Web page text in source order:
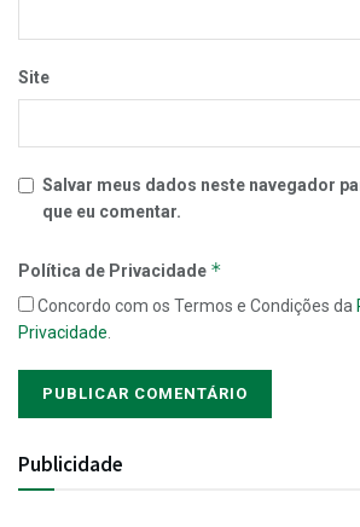
Site
Salvar meus dados neste navegador
que eu comentar.
Política de Privacidade *
Concordo com os Termos e Condições da
Privacidade
Publicidade